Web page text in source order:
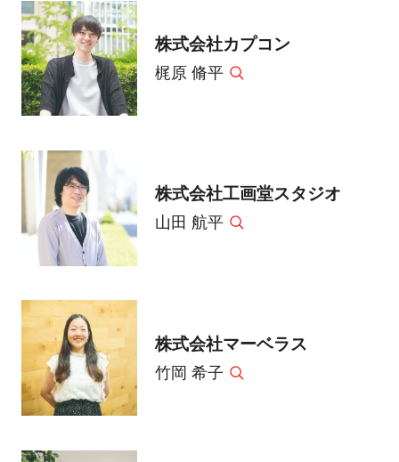
株式会社カプコン
梶原 脩平
株式会社工画堂スタジオ
山田 航平
株式会社マーベラス
竹岡 希子